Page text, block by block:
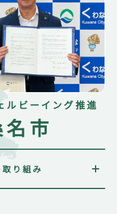
ンケアの普及啓発を
夫婦向けの啓発動画
ンケア講習用ハンド
ルビーイング推進
市
り組み
イング応援企業」に